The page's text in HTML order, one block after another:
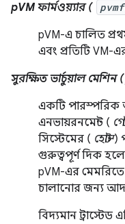
pVM ফার্মওয়্যার (
pVM-এ চালিত
এবং প্রতিটি VM-
সুরক্ষিত ভার্চুয়াল মেশিন
একটি পারস্পরিক
এনভায়রনমেন্ট (
সিস্টেমের ( হোস্ট)
গুরুত্বপূর্ণ দিক
pVM-এর মেমরিতে
চালানোর জন্য
বিদ্যমান